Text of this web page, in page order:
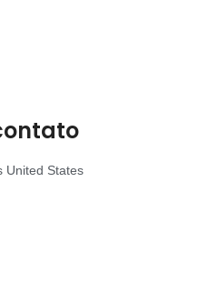
United States